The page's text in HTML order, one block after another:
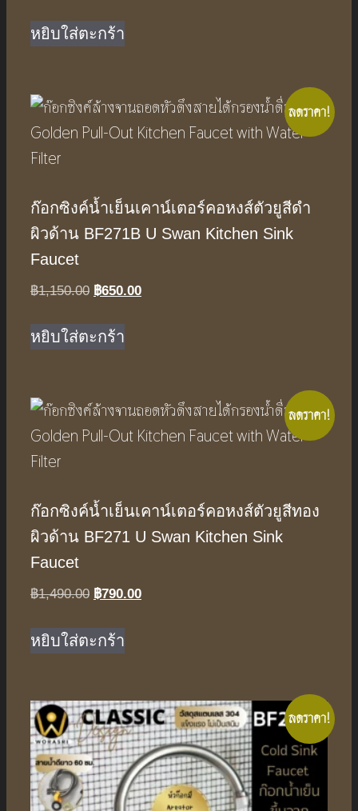
was:
฿2,390.00.
หยิบใส่ตะกร้า
ลดราคา!
ก๊อกซิงค์น้ำเย็นเคาน์เตอร์คอหงส์ตัวยูสีดำ
ผิวด้าน BF271B U Swan Kitchen Sink
Faucet
฿1,150.00 Original
was:
฿1,150.00.
฿650.00Current
หยิบใส่ตะกร้า
ลดราคา!
ก๊อกซิงค์น้ำเย็นเคาน์เตอร์คอหงส์ตัวยูสีทอง
ผิวด้าน BF271 U Swan Kitchen Sink
Faucet
฿1,490.00 Original
was:
฿1,490.00.
฿790.00Current
หยิบใส่ตะกร้า
ลดราคา!